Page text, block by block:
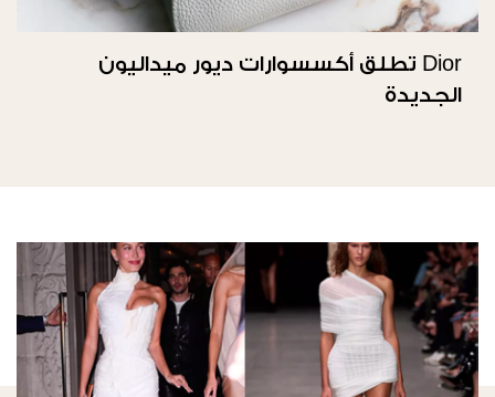
Dior تطلق أكسسوارات ديور ميداليون
الجديدة